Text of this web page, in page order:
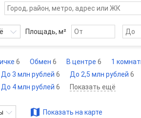
Площадь, м²
6 Обмен 6 В центре 6 1
До 3 млн рублей 6 До 2,5 млн рублей 6
До 4 млн рублей 6 Показать ещё
Показать на карте